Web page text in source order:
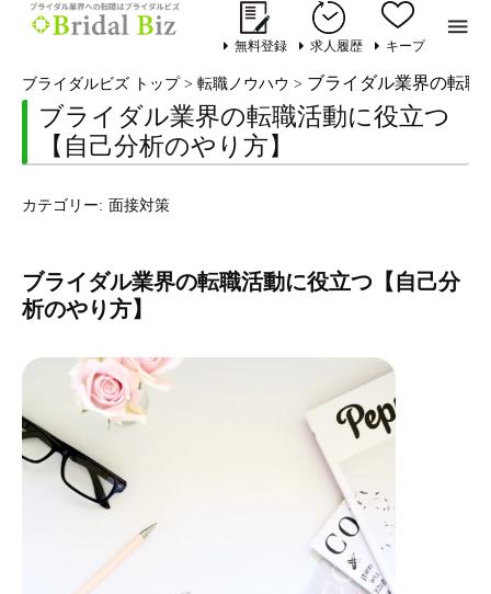

無料登録 求人履歴 キープ
ブライダルビズ トップ> 転職ノウハウ > ブライダル業界の転職
ブライダル業界の転職活動に役立つ
【自己分析のやり方】
カテゴリー: 面接対策
ブライダル業界の転職活動に役立つ【自己分
析のやり方】